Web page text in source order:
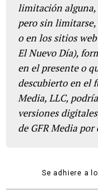
limitación alguna,
pero sin limitarse,
o en los sitios
El Nuevo Día),
en el presente o
descubierto en el
Media, LLC,
versiones
de GFR Media
Se adhiere a